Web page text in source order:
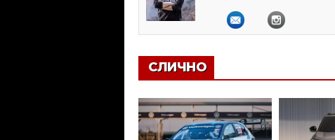
СЛИЧНО